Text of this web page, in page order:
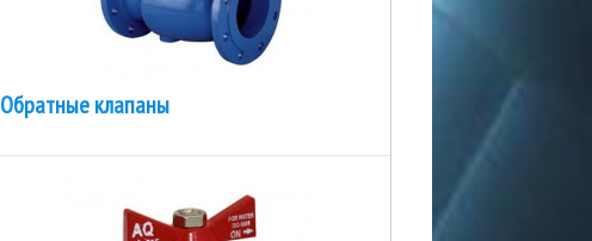
Обратные клапаны